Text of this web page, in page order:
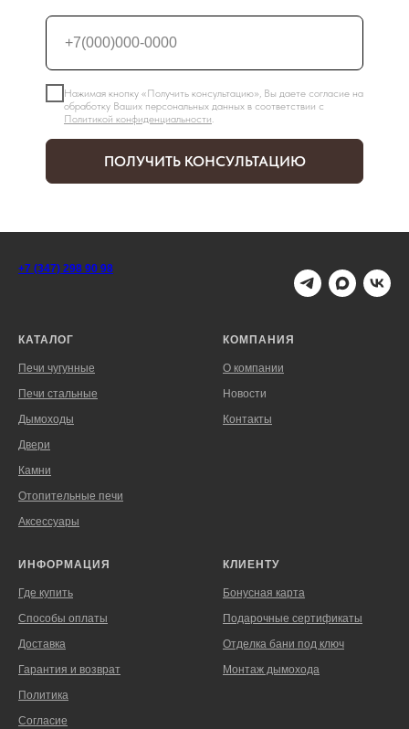
Нажимая кнопку «Получить консультацию», Вы даете согласие на
обработку Ваших персональных данных в соответствии с
Политикой конфиденциальности
ПОЛУЧИТЬ КОНСУЛЬТАЦИЮ
+7 (347) 298 90 98
КАТАЛОГ
Печи чугунные
Печи стальные
Дымоходы
Двери
Камни
Отопительные печи
Аксессуары
КОМПАНИЯ
О компании
Новости
Контакты
ИНФОРМАЦИЯ
Где купить
Способы оплаты
Доставка
Гарантия и возврат
Политика
Согласие
КЛИЕНТУ
Бонусная карта
Подарочные сертификаты
Отделка бани под ключ
Монтаж дымохода